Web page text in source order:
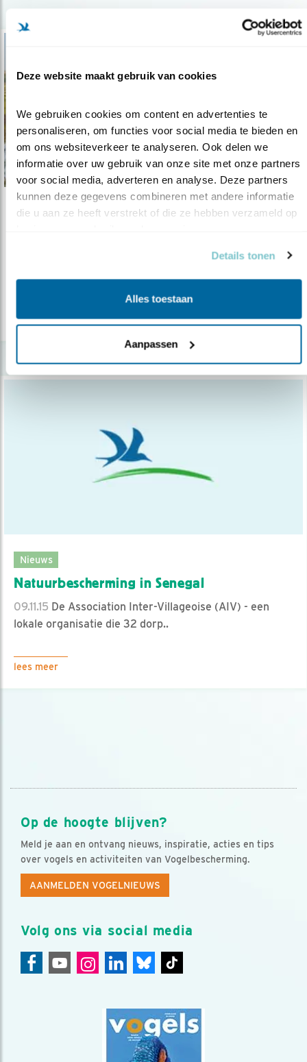
Deze website maakt gebruik van cookies
We gebruiken cookies om content en advertenties te
personaliseren, om functies voor social media te bieden en
om ons websiteverkeer te analyseren. Ook delen we
informatie over uw gebruik van onze site met onze partners
voor social media, adverteren en analyse. Deze partners
kunnen deze gegevens combineren met andere informatie
die u aan ze heeft verstrekt of die ze hebben verzameld op
Details tonen
Alles toestaan
Aanpassen
Nieuws
Het door de Nationale Postcode Loterij
mogelijk gemaakte project Living on ..
lees meer
Nieuws
Natuurbescherming in Senegal
09.11.15 De Association Inter-Villageoise (AIV) - een
lokale organisatie die 32 dorp..
lees meer
Op de hoogte blijven?
Meld je aan en ontvang nieuws, inspiratie, acties en tips
over vogels en activiteiten van Vogelbescherming.
AANMELDEN VOGELNIEUWS
Volg ons via social media